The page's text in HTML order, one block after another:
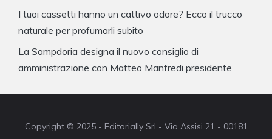
I tuoi cassetti hanno un cattivo odore? Ecco il trucco
naturale per profumarli subito
La Sampdoria designa il nuovo consiglio di
amministrazione con Matteo Manfredi presidente
Copyright © 2025 - Editorially Srl - Via Assisi 21 - 00181